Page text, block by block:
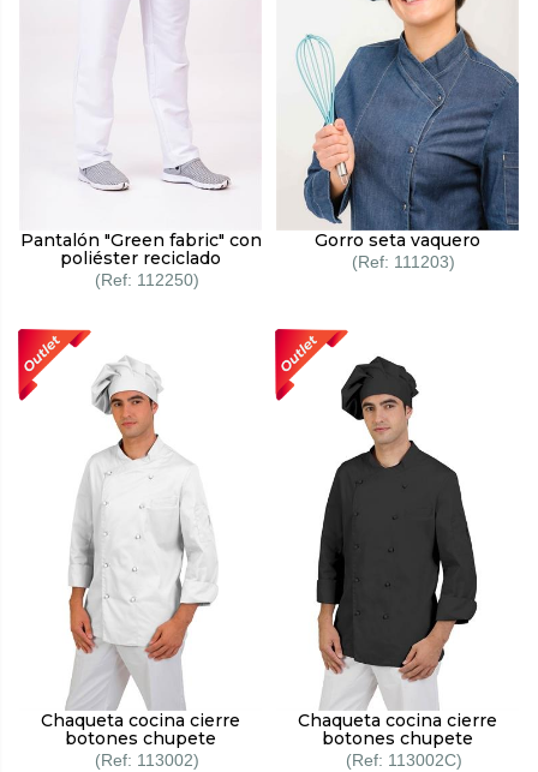
Pantalón "Green fabric" con
poliéster reciclado
112250
Gorro seta vaquero
111203
Chaqueta cocina cierre
botones chupete
113002
Chaqueta cocina cierre
botones chupete
113002C